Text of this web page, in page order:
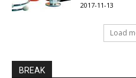
2017-11-13
Load
BREAK